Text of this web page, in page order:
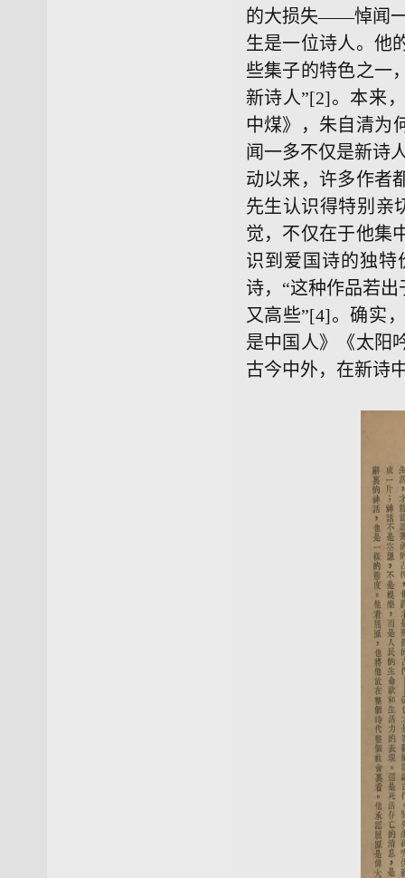
的大损失——悼闻一
生是一位诗人。他
些集子的特色之一
新诗人”[2]。本来
中煤》，朱自清为
闻一多不仅是新诗
动以来，许多作者
先生认识得特别亲
觉，不仅在于他集
识到爱国诗的独
诗，“这种作品若
又高些”[4]。确实
是中国人》《太阳
古今中外，在新诗